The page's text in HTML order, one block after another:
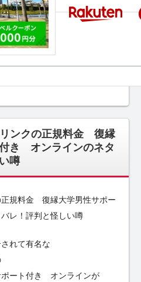
ンクの正規料金 復縁
き オンラインのネタ
噂
規料金 復縁大学男性サポー
レ！評判と怪しい噂
れて有名な
ート付き オンラインが